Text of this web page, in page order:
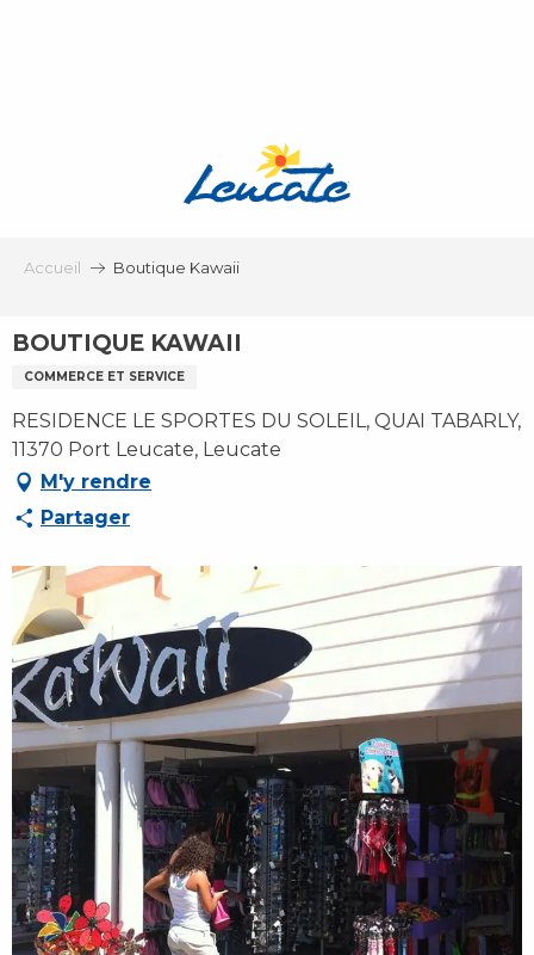
Accueil Boutique Kawaii
BOUTIQUE KAWAII
COMMERCE ET SERVICE
RESIDENCE LE SPORTES DU SOLEIL, QUAI TABARLY,
11370 Port Leucate, Leucate
M'y rendre
Partager